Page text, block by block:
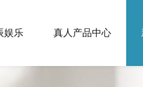
娱乐 真人产品中心